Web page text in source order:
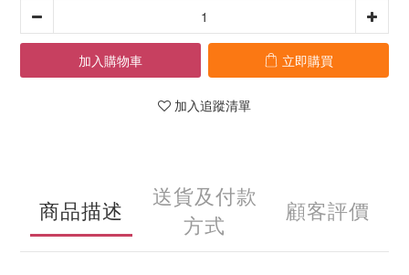
加入購物車 立即購買
加入追蹤清單
商品描述
送貨及付款
方式
顧客評價